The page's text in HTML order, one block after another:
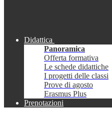
Didattica
Panoramica
Offerta formativa
Le schede didattiche
I progetti delle classi
Prove di agosto
Erasmus Plus
Prenotazioni